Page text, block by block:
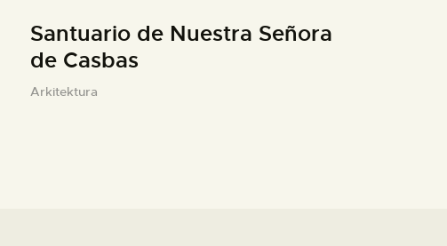
Santuario de Nuestra Señora
de Casbas
Arkitektura